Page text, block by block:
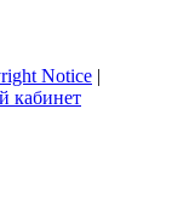
Notice |
кабинет